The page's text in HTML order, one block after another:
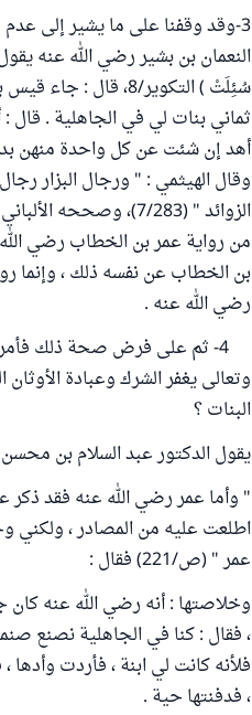
3-وقد وقفنا على ما يشير إلى
النعمان بن بشير رضي الله عنه
سُئِلَتْ ) التكوير/8،
ثماني بنات لي في الجاهلية .
وقال الهيثمي : " ورجال البزار
من رواية عمر بن الخطاب رضي
بن الخطاب عن نفسه ذلك ، وإنما
رضي الله عنه .
4- ثم على فرض صحة ذلك فأمر
وتعالى يغفر الشرك وعبادة
البنات ؟
يقول الدكتور عبد السلام بن
" وأما عمر رضي الله عنه فقد ذكر
اطلعت عليه من المصادر ، ولكني
عمر " (ص/221) فقال :
وخلاصتها : أنه رضي الله عنه
، فقال : كنا في الجاهلية نصنع
فلأنه كانت لي ابنة ، فأردت
، فدفنتها حية .